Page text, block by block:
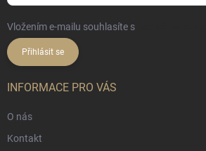
Vložením e-mailu souhlasíte s
Přihlásit se
INFORMACE PRO VÁS
O nás
Kontakt